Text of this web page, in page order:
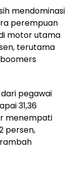
mendominasi
perempuan
motor utama
terutama
pegawai
31,36
menempati
persen,